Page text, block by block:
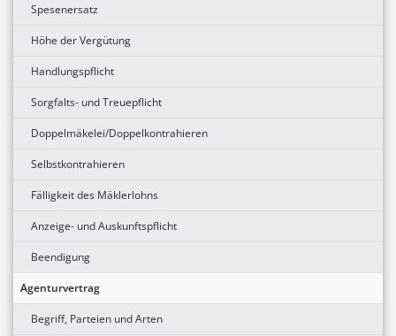
Spesenersatz
Höhe der Vergütung
Handlungspflicht
Sorgfalts- und Treuepflicht
Doppelmäkelei/Doppelkontrahieren
Selbstkontrahieren
Fälligkeit des Mäklerlohns
Anzeige- und Auskunftspflicht
Beendigung
Agenturvertrag
Begriff, Parteien und Arten